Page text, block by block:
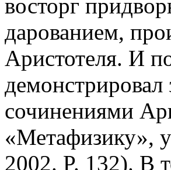
восторг
дарованием,
Аристотеля. И
демонстрировал
сочинениями
«Метафизику»,
2002. P. 132). В